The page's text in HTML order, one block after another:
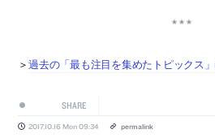
＞過去の「最も注目を集めたトピックス
SHARE
2017.10.16 Mon 09:34 permalink